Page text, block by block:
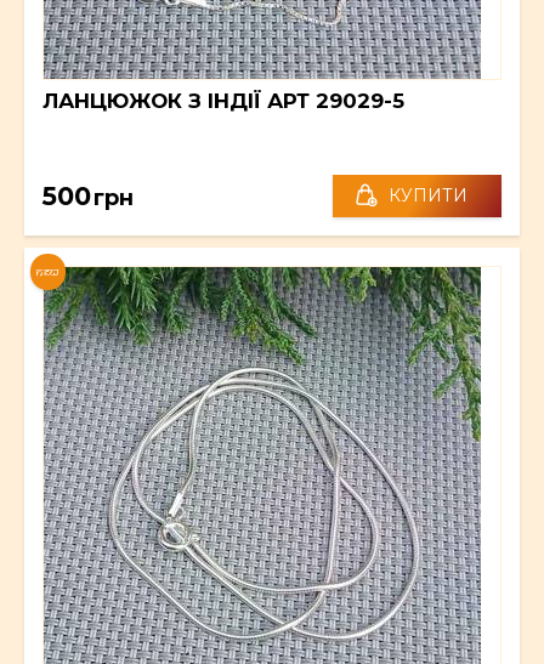
ЛАНЦЮЖОК З ІНДІЇ АРТ 29029-5
500грн КУПИТИ
NEW